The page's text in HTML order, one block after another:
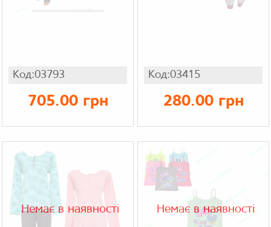
Код:03793
705.00 грн
Код:03415
280.00 грн
Немає в наявності Немає в наявності